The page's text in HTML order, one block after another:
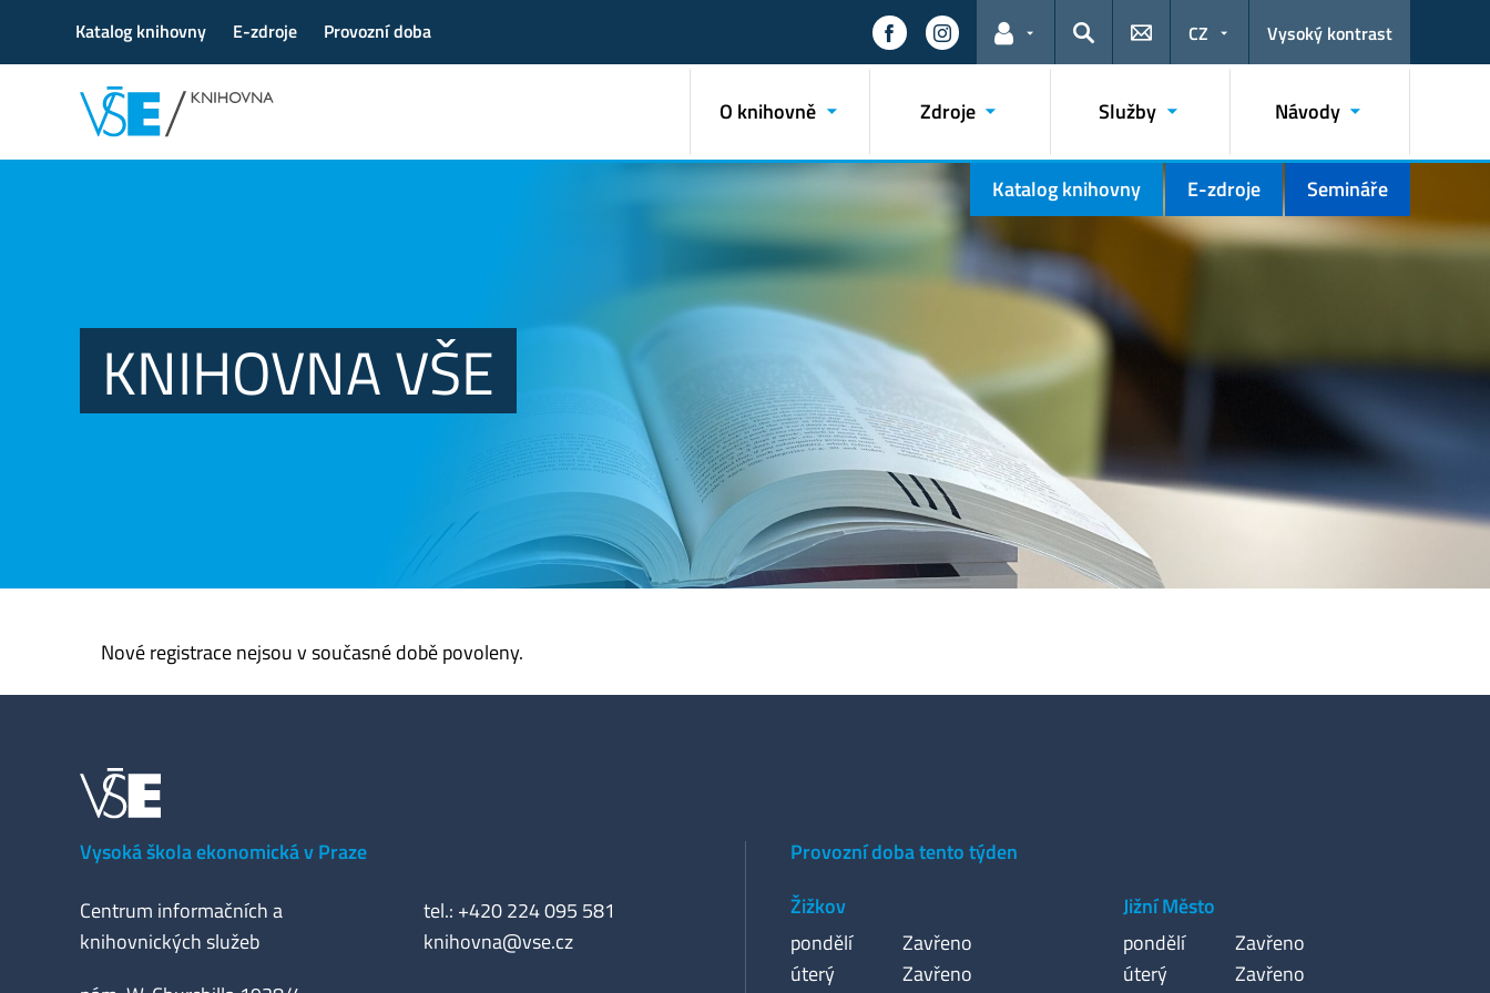
Katalog knihovny E-zdroje Provozní doba
Odkazy pro uživatele
Hledat
CZ Vysoký kontrast
O knihovně Zdroje Služby Návody
Katalog knihovny E-zdroje Semináře
KNIHOVNA VŠE
Nové registrace nejsou v současné době povoleny.
Vysoká škola ekonomická v Praze
Centrum informačních a
knihovnických služeb
tel.: +420 224 095 581
knihovna@vse.cz
Provozní doba tento týden
Žižkov
pondělí
Zavřeno
úterý
Zavřeno
Jižní Město
pondělí
Zavřeno
úterý
Zavřeno